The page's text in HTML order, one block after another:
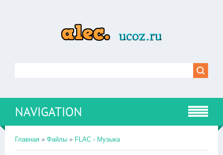
NAVIGATION
Главная » Файлы » FLAC - Музыка